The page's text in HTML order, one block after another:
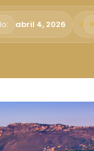
abril 4, 2026